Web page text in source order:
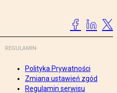
REGULAMIN
Polityka Prywatności
Zmiana ustawień zgód
Regulamin serwisu